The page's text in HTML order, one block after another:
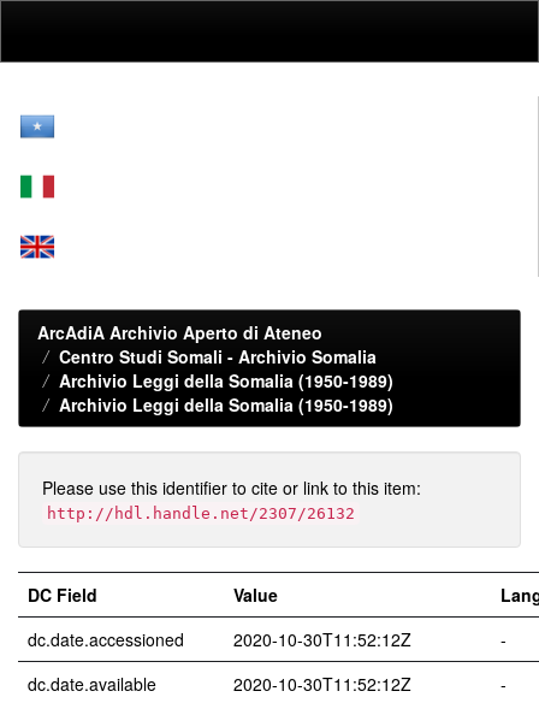
ArcAdiA Archivio Aperto di Ateneo
Centro Studi Somali - Archivio Somalia
Archivio Leggi della Somalia (1950-1989)
Archivio Leggi della Somalia (1950-1989)
Please use this identifier to cite or link to this item:
http://hdl.handle.net/2307/26132
DC Field Value
dc.date.accessioned
2020-10-30T11:52:12Z
-
dc.date.available
2020-10-30T11:52:12Z
-